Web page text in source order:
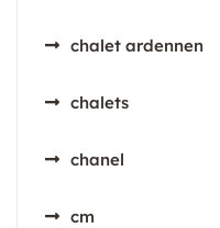
chalet ardennen
chalets
chanel
cm